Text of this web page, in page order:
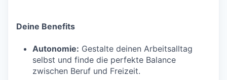
Deine Benefits
Autonomie: Gestalte deinen Arbeitsalltag
selbst und finde die perfekte Balance
zwischen Beruf und Freizeit.